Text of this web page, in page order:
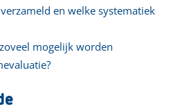
en welke systematiek
mogelijk worden